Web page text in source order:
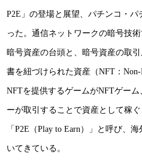
P2E」の登場と展望、パチンコ・
った。通信ネットワークの暗号技
暗号資産の台頭と、暗号資産の取
書を紐づけられた資産（NFT：
NFTを提供するゲームがNFTゲー
ーが取引することで資産として稼
「P2E（Play to Earn）」と呼び、
いてきている。